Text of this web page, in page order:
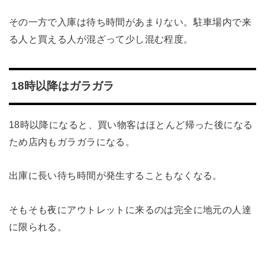
その一方で入庫は待ち時間があまりない。駐車場内で来
る人と買える人が混ざって少し混む程度。
18時以降はガラガラ
18時以降になると、買い物客はほとんど帰った後になる
ため店内もガラガラになる。
出庫に長い待ち時間が発生することもなくなる。
そもそも夜にアウトレットに来るのは完全に地元の人達
に限られる。